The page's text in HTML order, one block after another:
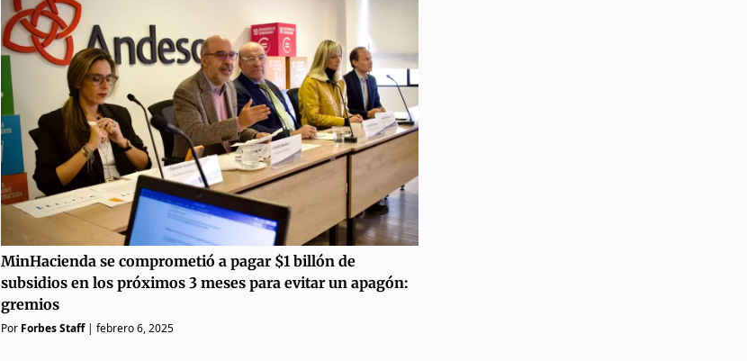
MinHacienda se comprometió a pagar $1 billón de
subsidios en los próximos 3 meses para evitar un apagón:
gremios
Por Forbes Staff|febrero 6, 2025